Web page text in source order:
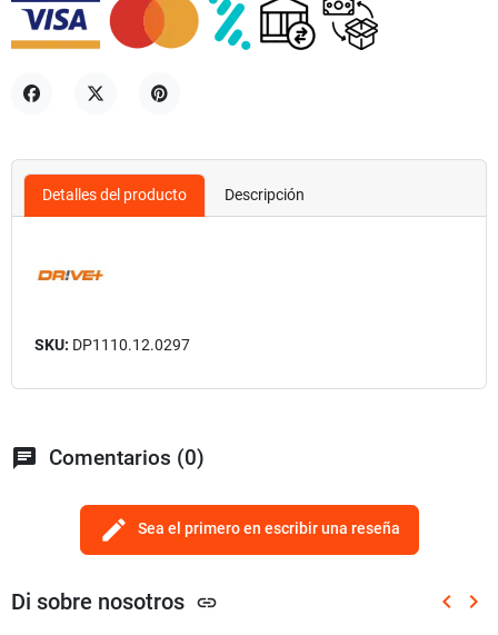
Detalles del producto Descripción
SKU: DP1110.12.0297
chat Comentarios (0)
edit Sea el primero en escribir una reseña
Di sobre nosotros link keyboard_arrow_left keyboard_arrow_right